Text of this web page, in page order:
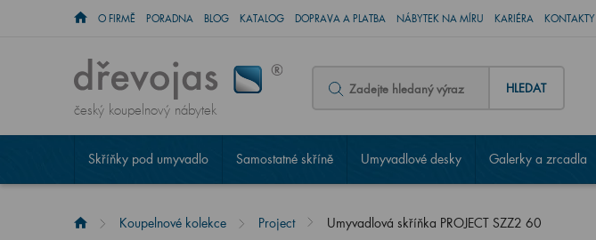
O FIRMĚ PORADNA BLOG KATALOG DOPRAVA A PLATBA NÁBYTEK NA MÍRU KARIÉRA KONTAKTY
český koupelnový nábytek
HLEDAT
Skříňky pod umyvadlo Samostatné skříně Umyvadlové desky Galerky a zrcadla
Koupelnové kolekce Project Umyvadlová skříňka PROJECT SZZ2 60